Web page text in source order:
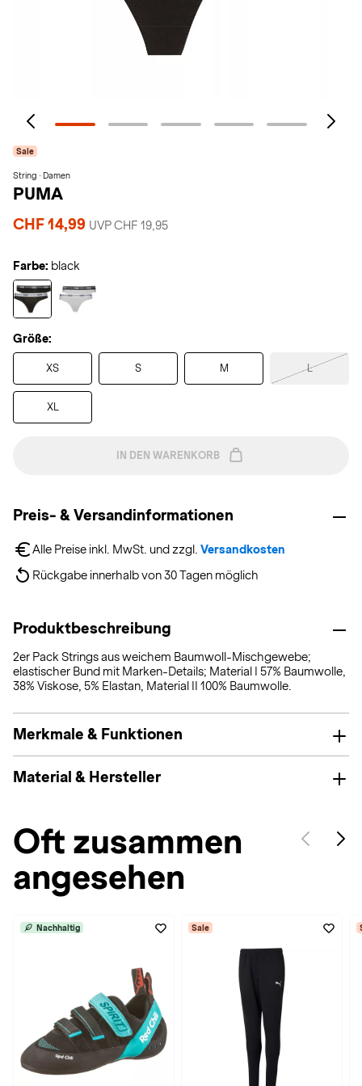
Sale
String · Damen
PUMA
CHF 14,99 UVP CHF 19,95
Farbe: black
Größe:
XS S M L
XL
IN DEN WARENKORB
Preis- & Versandinformationen
Alle Preise inkl. MwSt. und zzgl. Versandkosten
Rückgabe innerhalb von 30 Tagen möglich
Produktbeschreibung
2er Pack Strings aus weichem Baumwoll-Mischgewebe;
elastischer Bund mit Marken-Details; Material I 57% Baumwolle,
38% Viskose, 5% Elastan, Material II 100% Baumwolle.
Merkmale & Funktionen
Material & Hersteller
Oft zusammen
angesehen
Nachhaltig Sale